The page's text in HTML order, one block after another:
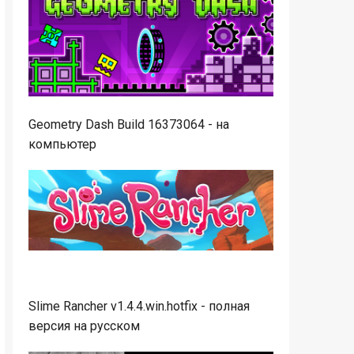
Geometry Dash Build 16373064 - на
компьютер
Slime Rancher v1.4.4.win.hotfix - полная
версия на русском